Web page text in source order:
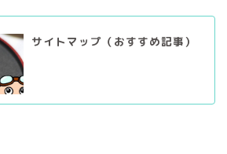
サイトマップ（おすすめ記事）